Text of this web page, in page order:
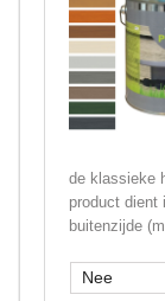
de klassieke
product dient
buitenzijde
Nee